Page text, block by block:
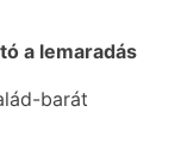
a lemaradás
barát